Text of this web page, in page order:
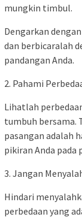
mungkin timbul.
Dengarkan
dan berbicaralah
pandangan Anda.
2. Pahami
Lihatlah
tumbuh bersama.
pasangan adalah
pikiran Anda pada
3. Jangan
Hindari
perbedaan yang